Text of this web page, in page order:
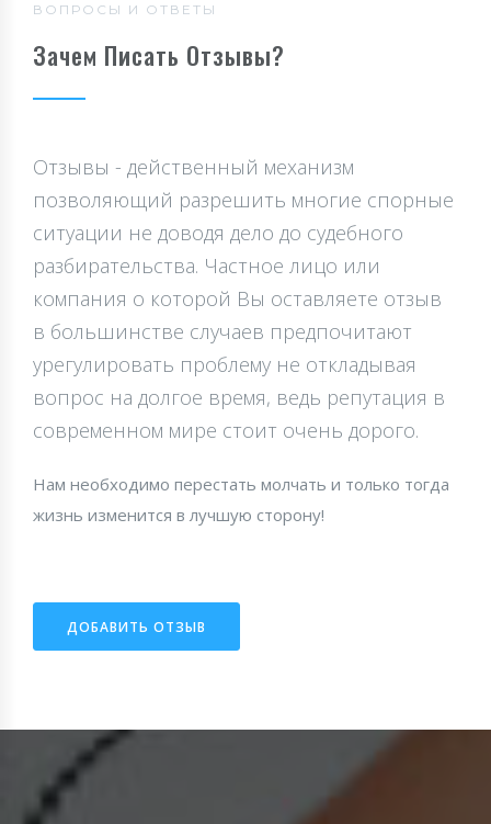
ВОПРОСЫ И ОТВЕТЫ
Зачем Писать Отзывы?
Отзывы - действенный механизм
позволяющий разрешить многие спорные
ситуации не доводя дело до судебного
разбирательства. Частное лицо или
компания о которой Вы оставляете отзыв
в большинстве случаев предпочитают
урегулировать проблему не откладывая
вопрос на долгое время, ведь репутация в
современном мире стоит очень дорого.
Нам необходимо перестать молчать и только тогда
жизнь изменится в лучшую сторону!
ДОБАВИТЬ ОТЗЫВ